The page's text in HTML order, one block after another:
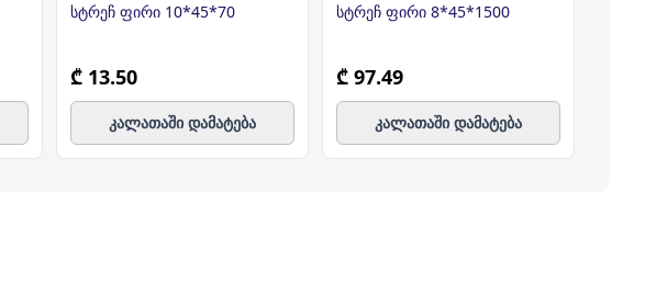
სტრეჩ ფირი 10*45*70
₾ 13.50
კალათაში დამატება
სტრეჩ ფირი 8*45*1500
₾ 97.49
კალათაში დამატება